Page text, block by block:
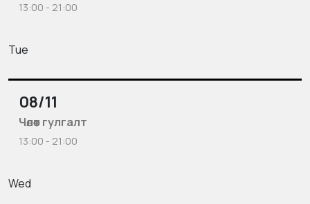
13:00 - 21:00
Tue
08/11
Чөлөөт гулгалт
13:00 - 21:00
Wed